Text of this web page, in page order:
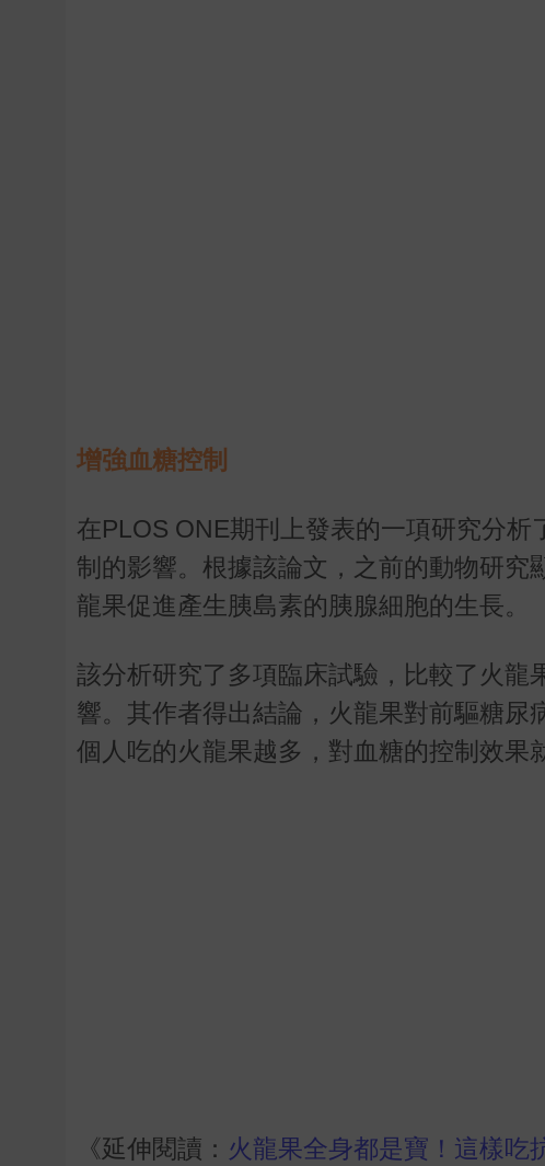
增強血糖控制
在PLOS ONE期刊上發表的一項研究分
制的影響。根據該論文，之前的動物研究
龍果促進產生胰島素的胰腺細胞的生長。
該分析研究了多項臨床試驗，比較了火
響。其作者得出結論，火龍果對前驅糖
個人吃的火龍果越多，對血糖的控制效果
《延伸閱讀： 火龍果全身都是寶！這樣吃